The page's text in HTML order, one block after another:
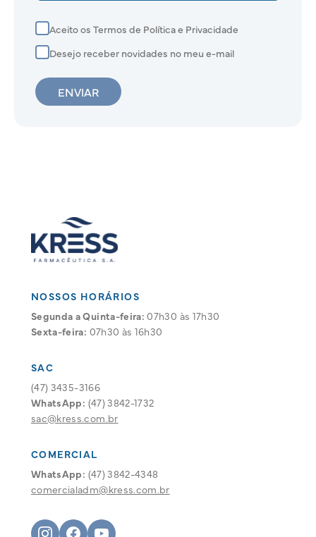
Aceito os Termos de Política e Privacidade
Desejo receber novidades no meu e-mail
ENVIAR
NOSSOS HORÁRIOS
Segunda a Quinta-feira: 07h30 às 17h30
Sexta-feira: 07h30 às 16h30
SAC
(47) 3435-3166
WhatsApp: (47) 3842-1732
sac@kress.com.br
COMERCIAL
WhatsApp: (47) 3842-4348
comercialadm@kress.com.br